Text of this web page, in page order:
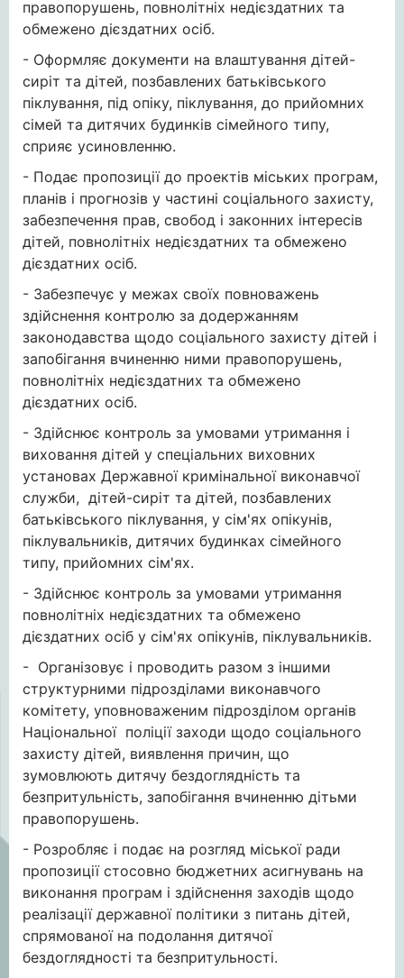
правопорушень, повнолітніх недієздатних та
обмежено дієздатних осіб.
- Оформляє документи на влаштування дітей-
сиріт та дітей, позбавлених батьківського
піклування, під опіку, піклування, до прийомних
сімей та дитячих будинків сімейного типу,
сприяє усиновленню.
- Подає пропозиції до проектів міських програм,
планів і прогнозів у частині соціального захисту,
забезпечення прав, свобод і законних інтересів
дітей, повнолітніх недієздатних та обмежено
дієздатних осіб.
- Забезпечує у межах своїх повноважень
здійснення контролю за додержанням
законодавства щодо соціального захисту дітей і
запобігання вчиненню ними правопорушень,
повнолітніх недієздатних та обмежено
дієздатних осіб.
- Здійснює контроль за умовами утримання і
виховання дітей у спеціальних виховних
установах Державної кримінальної виконавчої
служби, дітей-сиріт та дітей, позбавлених
батьківського піклування, у сім'ях опікунів,
піклувальників, дитячих будинках сімейного
типу, прийомних сім'ях.
- Здійснює контроль за умовами утримання
повнолітніх недієздатних та обмежено
дієздатних осіб у сім'ях опікунів, піклувальників.
- Організовує і проводить разом з іншими
структурними підрозділами виконавчого
комітету, уповноваженим підрозділом органів
Національної поліції заходи щодо соціального
захисту дітей, виявлення причин, що
зумовлюють дитячу бездоглядність та
безпритульність, запобігання вчиненню дітьми
правопорушень.
- Розробляє і подає на розгляд міської ради
пропозиції стосовно бюджетних асигнувань на
виконання програм і здійснення заходів щодо
реалізації державної політики з питань дітей,
спрямованої на подолання дитячої
бездоглядності та безпритульності.